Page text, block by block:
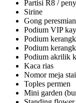
Partisi R8 /
Sirine
Gong peresmian
Podium VIP
Podium
Podium
Podium akrilik
Kaca rias
Nomor meja
Toples permen
Mini garden